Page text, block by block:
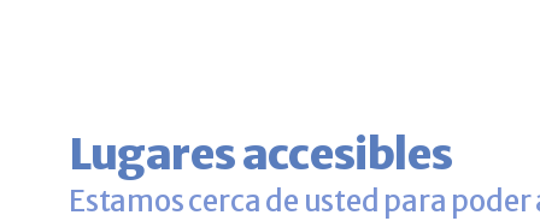
Lugares accesibles
Estamos cerca de usted para